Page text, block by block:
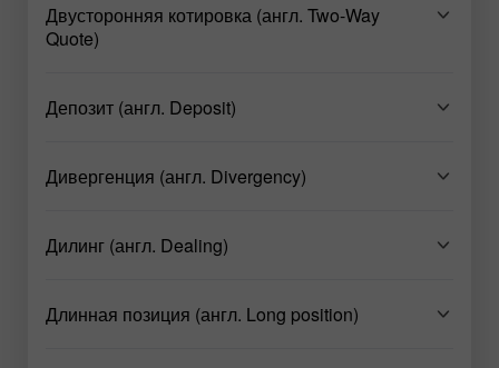
Двусторонняя котировка (англ. Two-Way
Quote)
Депозит (англ. Deposit)
Дивергенция (англ. Divergency)
Дилинг (англ. Dealing)
Длинная позиция (англ. Long position)